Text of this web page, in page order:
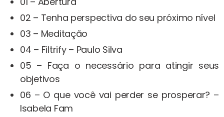
02 – Tenha perspectiva do seu próximo nível
03 – Meditação
04 – Filtrify – Paulo Silva
05 – Faça o necessário para atingir seus
objetivos
06 – O que você vai perder se prosperar? –
Isabela Fam